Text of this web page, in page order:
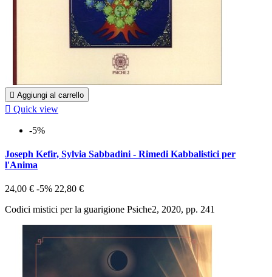
 Aggiungi al carrello
 Quick view
-5%
Joseph Kefir, Sylvia Sabbadini - Rimedi Kabbalistici per
l'Anima
24,00 € -5% 22,80 €
Codici mistici per la guarigione Psiche2, 2020, pp. 241